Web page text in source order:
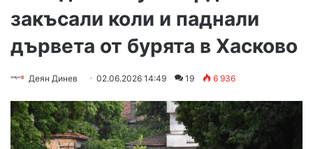
закъсали коли и паднали
дървета от бурята в Хасково
Деян Динев 02.06.2026 14:49 19 6 936